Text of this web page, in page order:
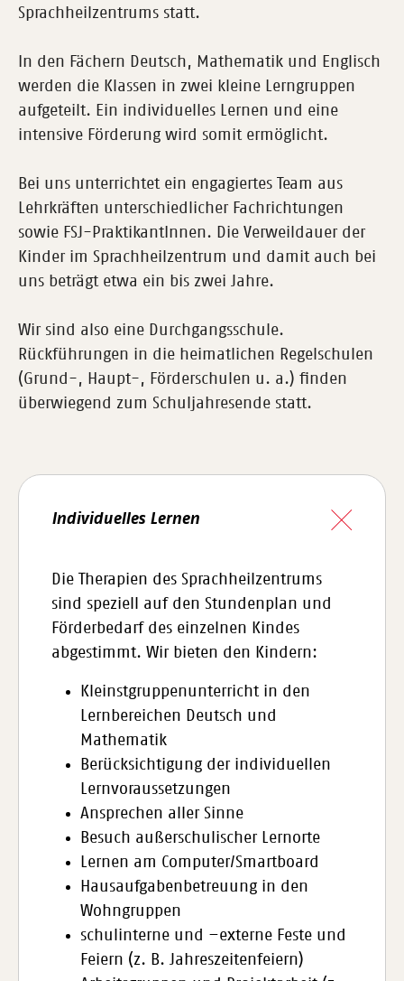
Sprachheilzentrums statt.
In den Fächern Deutsch, Mathematik und Englisch
werden die Klassen in zwei kleine Lerngruppen
aufgeteilt. Ein individuelles Lernen und eine
intensive Förderung wird somit ermöglicht.
Bei uns unterrichtet ein engagiertes Team aus
Lehrkräften unterschiedlicher Fachrichtungen
sowie FSJ-PraktikantInnen. Die Verweildauer der
Kinder im Sprachheilzentrum und damit auch bei
uns beträgt etwa ein bis zwei Jahre.
Wir sind also eine Durchgangsschule.
Rückführungen in die heimatlichen Regelschulen
(Grund-, Haupt-, Förderschulen u. a.) finden
überwiegend zum Schuljahresende statt.
Individuelles Lernen
Die Therapien des Sprachheilzentrums
sind speziell auf den Stundenplan und
Förderbedarf des einzelnen Kindes
abgestimmt. Wir bieten den Kindern:
Kleinstgruppenunterricht in den
Lernbereichen Deutsch und
Mathematik
Berücksichtigung der individuellen
Lernvoraussetzungen
Ansprechen aller Sinne
Besuch außerschulischer Lernorte
Lernen am Computer/Smartboard
Hausaufgabenbetreuung in den
Wohngruppen
schulinterne und –externe Feste und
Feiern (z. B. Jahreszeitenfeiern)